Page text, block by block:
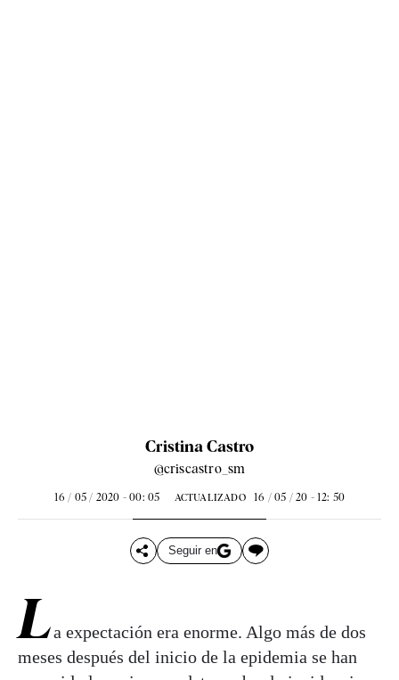
Cristina Castro
@criscastro_sm
16 / 05 / 2020 - 00: 05 ACTUALIZADO 16 / 05 / 20 - 12: 50
Seguir en
La expectación era enorme. Algo más de dos
meses después del inicio de la epidemia se han